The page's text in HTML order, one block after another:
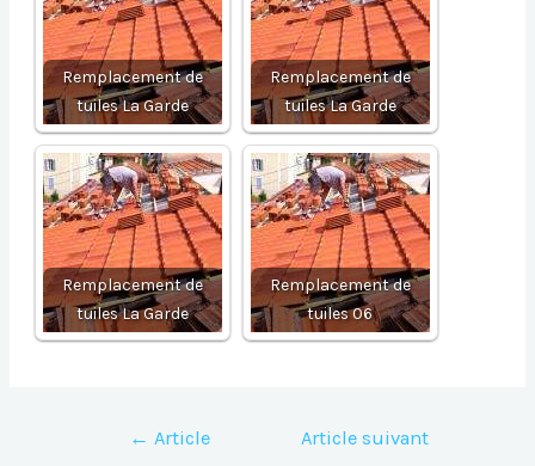
Remplacement de
tuiles La Garde
Remplacement de
tuiles La Garde
Remplacement de
tuiles La Garde
Remplacement de
tuiles 06
Navigation
← Article
Article suivant